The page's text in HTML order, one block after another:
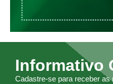
Informativo
Cadastre-se para receber as